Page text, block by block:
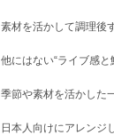
素材を活かして調理後
他にはない“ライブ感と
季節や素材を活かした
日本人向けにアレンジ